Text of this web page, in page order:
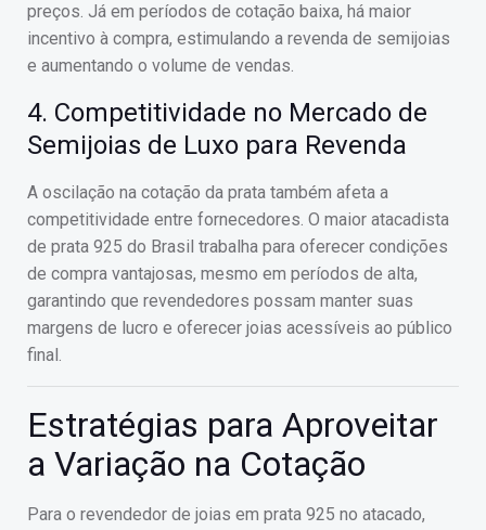
preços. Já em períodos de cotação baixa, há maior
incentivo à compra, estimulando a revenda de semijoias
e aumentando o volume de vendas.
4. Competitividade no Mercado de
Semijoias de Luxo para Revenda
A oscilação na cotação da prata também afeta a
competitividade entre fornecedores. O maior atacadista
de prata 925 do Brasil trabalha para oferecer condições
de compra vantajosas, mesmo em períodos de alta,
garantindo que revendedores possam manter suas
margens de lucro e oferecer joias acessíveis ao público
final.
Estratégias para Aproveitar
a Variação na Cotação
Para o revendedor de joias em prata 925 no atacado,